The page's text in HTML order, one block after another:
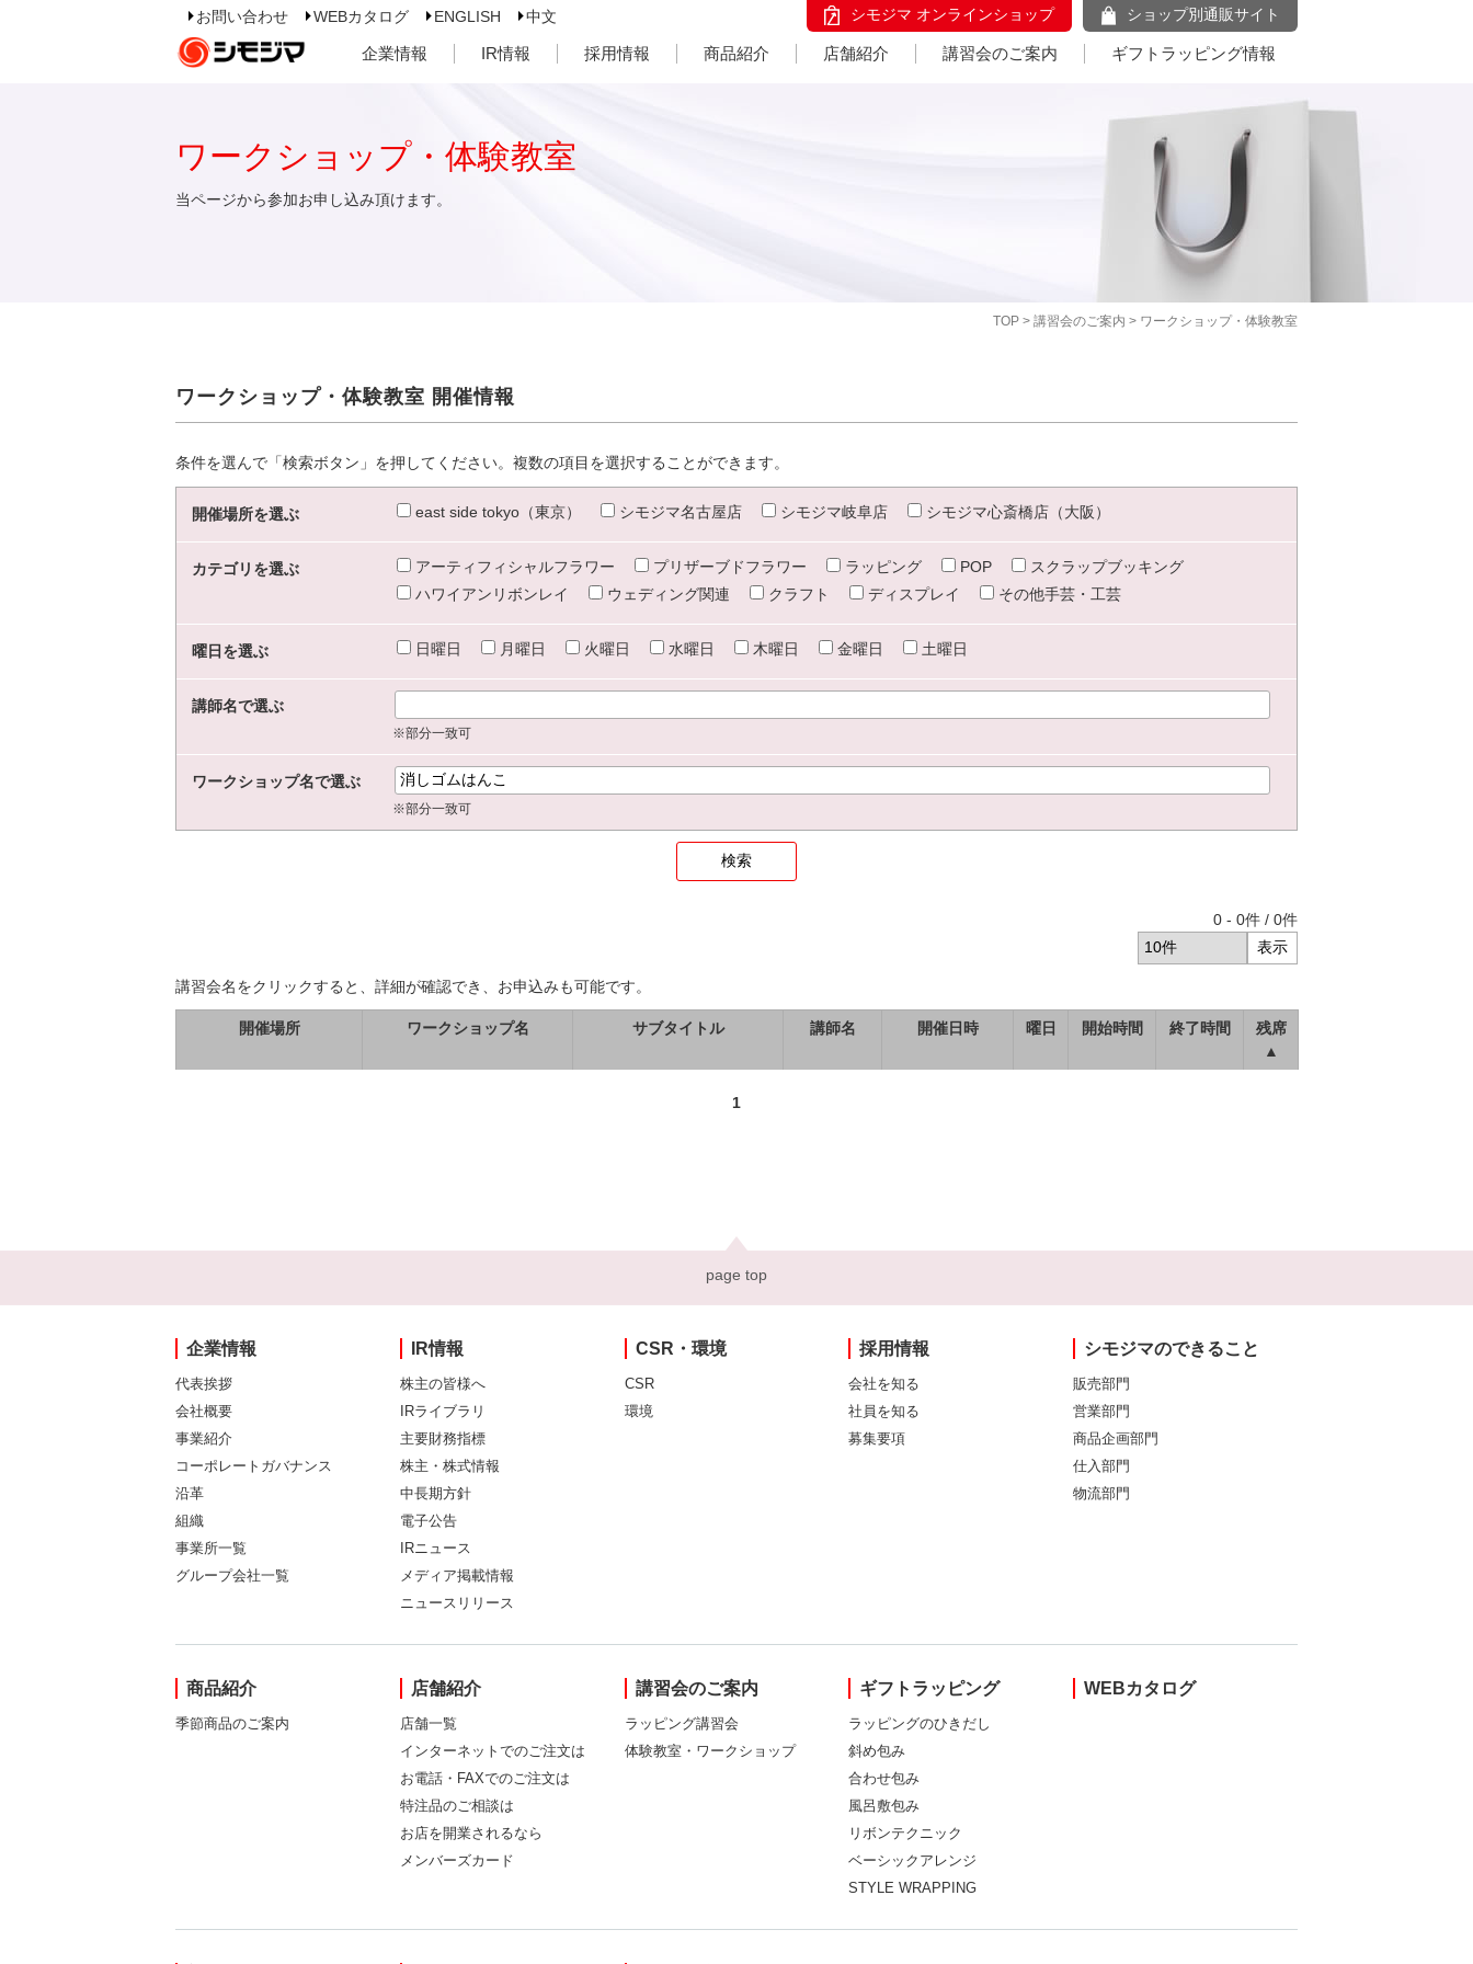
お問い合わせ WEBカタログ ENGLISH 中文 シモジマ オンラインショップ ショップ別通販サイト
企業情報 IR情報 採用情報 商品紹介 店舗紹介 講習会のご案内 ギフトラッピング情報
TOP > 講習会のご案内 > ワークショップ・体験教室
ワークショップ・体験教室
当ページから参加お申し込み頂けます。
ワークショップ・体験教室 開催情報
条件を選んで「検索ボタン」を押してください。複数の項目を選択することができます。
開催場所を選ぶ east side tokyo（東京） シモジマ名古屋店 シモジマ岐阜店 シモジマ心斎橋店（大阪）
カテゴリを選ぶ アーティフィシャルフラワー プリザーブドフラワー ラッピング POP
スクラップブッキング
ハワイアンリボンレイ
ウェディング関連 クラフト ディスプレイ その他手芸・工芸
曜日を選ぶ 日曜日 月曜日 火曜日 水曜日 木曜日 金曜日 土曜日
講師名で選ぶ
※部分一致可
ワークショップ名で選ぶ
※部分一致可
0 - 0件 / 0件
講習会名をクリックすると、詳細が確認でき、お申込みも可能です。
開催場所 ワークショップ名 サブタイトル 講師名 開催日時 曜日 開始時間 終了時間
残席
▲
1
page top
企業情報
代表挨拶
会社概要
事業紹介
コーポレートガバナンス
沿革
組織
事業所一覧
グループ会社一覧
IR情報
株主の皆様へ
IRライブラリ
主要財務指標
株主・株式情報
中長期方針
電子公告
IRニュース
メディア掲載情報
ニュースリリース
CSR・環境
CSR
環境
採用情報
会社を知る
社員を知る
募集要項
シモジマのできること
販売部門
営業部門
商品企画部門
仕入部門
物流部門
商品紹介
季節商品のご案内
店舗紹介
店舗一覧
インターネットでのご注文は
お電話・FAXでのご注文は
特注品のご相談は
お店を開業されるなら
メンバーズカード
講習会のご案内
ラッピング講習会
体験教室・ワークショップ
ギフトラッピング
ラッピングのひきだし
斜め包み
合わせ包み
風呂敷包み
リボンテクニック
ベーシックアレンジ
STYLE WRAPPING
WEBカタログ